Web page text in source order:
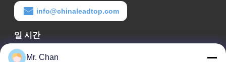
info@chinaleadtop.com
일 시간
8:30-22:30
Mr. Chan